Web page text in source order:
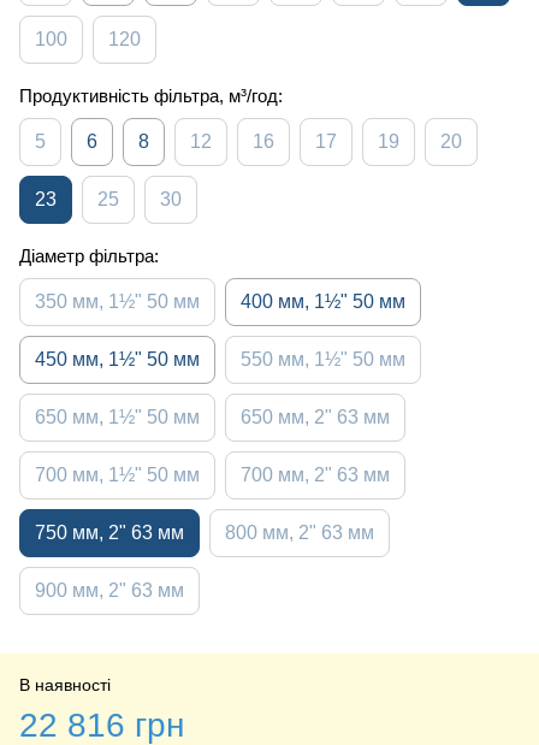
100 120
Продуктивність фільтра, м³/год:
5 6 8 12 16 17 19 20
23 25 30
Діаметр фільтра:
350 мм, 1½" 50 мм 400 мм, 1½" 50 мм
450 мм, 1½" 50 мм 550 мм, 1½" 50 мм
650 мм, 1½" 50 мм 650 мм, 2" 63 мм
700 мм, 1½" 50 мм 700 мм, 2" 63 мм
750 мм, 2" 63 мм 800 мм, 2" 63 мм
900 мм, 2" 63 мм
В наявності
22 816 грн